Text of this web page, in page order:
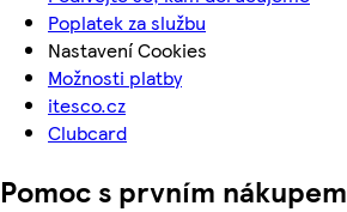
Poplatek za službu
Nastavení Cookies
Možnosti platby
itesco.cz
Clubcard
Pomoc s prvním nákupem